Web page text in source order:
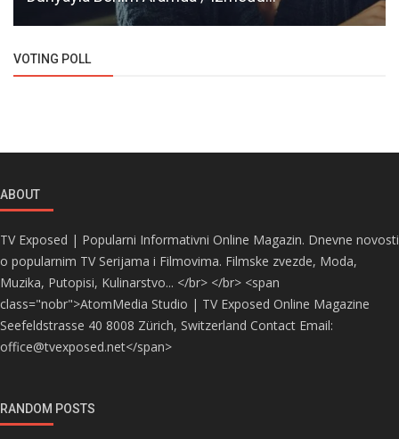
VOTING POLL
ABOUT
TV Exposed | Popularni Informativni Online Magazin. Dnevne novosti
o popularnim TV Serijama i Filmovima. Filmske zvezde, Moda,
Muzika, Putopisi, Kulinarstvo... </br> </br> <span
class="nobr">AtomMedia Studio | TV Exposed Online Magazine
Seefeldstrasse 40 8008 Zürich, Switzerland Contact Email:
office@tvexposed.net</span>
RANDOM POSTS